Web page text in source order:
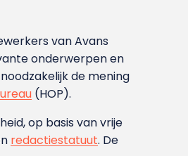
van Avans
onderwerpen en
de mening
(HOP).
op basis van vrije
redactiestatuut. De